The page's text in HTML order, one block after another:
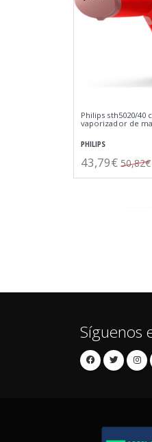
Philips sth5020/40
vaporizador de
PHILIPS
43,79€ 50,82€
Síguenos